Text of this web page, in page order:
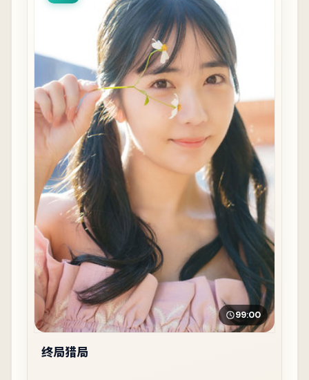
99:00
终局猎局